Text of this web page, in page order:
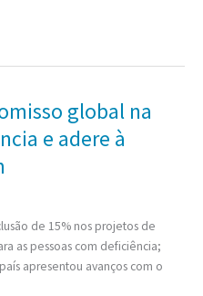
global na
e adere à
de 15% nos projetos de
as pessoas com deficiência;
apresentou avanços com o